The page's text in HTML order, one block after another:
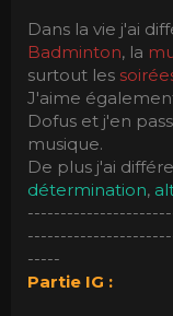
Dans la vie j'ai
Badminton, la
surtout les
J'aime
Dofus et j'en
musique.
De plus j'ai
détermination,
-----
Partie IG :